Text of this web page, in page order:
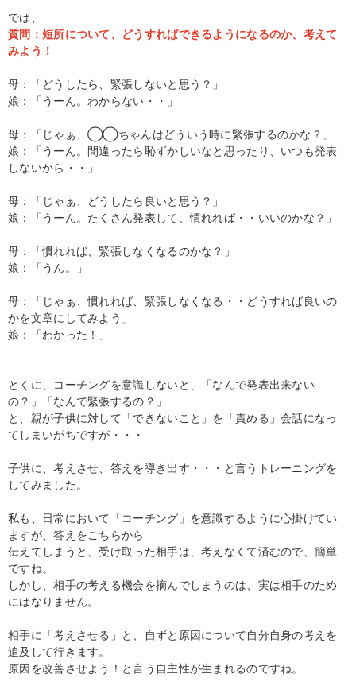
では、
質問：短所について、どうすればできるようになるのか、考えて
みよう！
母：「どうしたら、緊張しないと思う？」
娘：「うーん。わからない・・」
母：「じゃぁ、◯◯ちゃんはどういう時に緊張するのかな？」
娘：「うーん。間違ったら恥ずかしいなと思ったり、いつも発表
しないから・・」
母：「じゃぁ、どうしたら良いと思う？」
娘：「うーん。たくさん発表して、慣れれば・・いいのかな？」
母：「慣れれば、緊張しなくなるのかな？」
娘：「うん。」
母：「じゃぁ、慣れれば、緊張しなくなる・・どうすれば良いの
かを文章にしてみよう」
娘：「わかった！」
とくに、コーチングを意識しないと、「なんで発表出来ない
の？」「なんで緊張するの？」
と、親が子供に対して「できないこと」を「責める」会話になっ
てしまいがちですが・・・
子供に、考えさせ、答えを導き出す・・・と言うトレーニングを
してみました。
私も、日常において「コーチング」を意識するように心掛けてい
ますが、答えをこちらから
伝えてしまうと、受け取った相手は、考えなくて済むので、簡単
ですね。
しかし、相手の考える機会を摘んでしまうのは、実は相手のため
にはなりません。
相手に「考えさせる」と、自ずと原因について自分自身の考えを
追及して行きます。
原因を改善させよう！と言う自主性が生まれるのですね。